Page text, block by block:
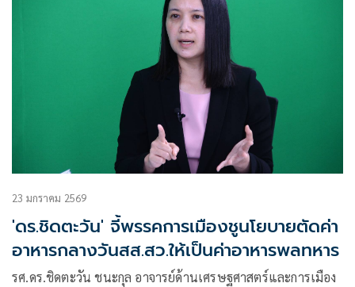
23 มกราคม 2569
'ดร.ชิดตะวัน' จี้พรรคการเมืองชูนโยบายตัดค่า
อาหารกลางวันสส.สว.ให้เป็นค่าอาหารพลทหาร
รศ.ดร.ชิดตะวัน ชนะกุล อาจารย์ด้านเศรษฐศาสตร์และการเมือง